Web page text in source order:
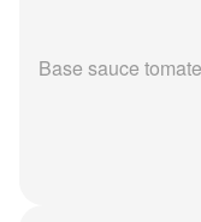
Base sauce